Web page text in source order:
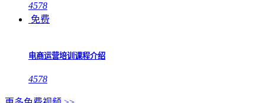
4578
免费
电商运营培训课程介绍
4578